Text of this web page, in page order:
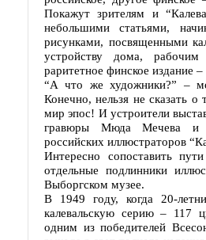
Покажут зрителям и
небольшими статьями,
рисунками, посвященными
устройству дома,
раритетное финское издание
“А что же художники?” –
Конечно, нельзя не сказать
мир эпос! И устроители
гравюры Мюда Мечева и
российских иллюстраторов
Интересно сопоставить
отдельные подлинники
Выборгском музее.
В 1949 году, когда 20-
калевальскую серию – 117
одним из победителей